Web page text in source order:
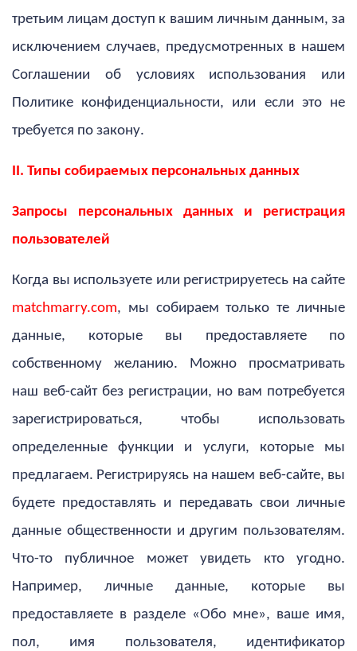
третьим лицам доступ к вашим личным данным, за
исключением случаев, предусмотренных в нашем
Соглашении об условиях использования или
Политике конфиденциальности, или если это не
требуется по закону.
II. Типы собираемых персональных данных
Запросы персональных данных и регистрация
пользователей
Когда вы используете или регистрируетесь на сайте
matchmarry.com, мы собираем только те личные
данные, которые вы предоставляете по
собственному желанию. Можно просматривать
наш веб-сайт без регистрации, но вам потребуется
зарегистрироваться, чтобы использовать
определенные функции и услуги, которые мы
предлагаем. Регистрируясь на нашем веб-сайте, вы
будете предоставлять и передавать свои личные
данные общественности и другим пользователям.
Что-то публичное может увидеть кто угодно.
Например, личные данные, которые вы
предоставляете в разделе «Обо мне», ваше имя,
пол, имя пользователя, идентификатор